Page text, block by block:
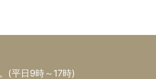
(平日9時～17時)